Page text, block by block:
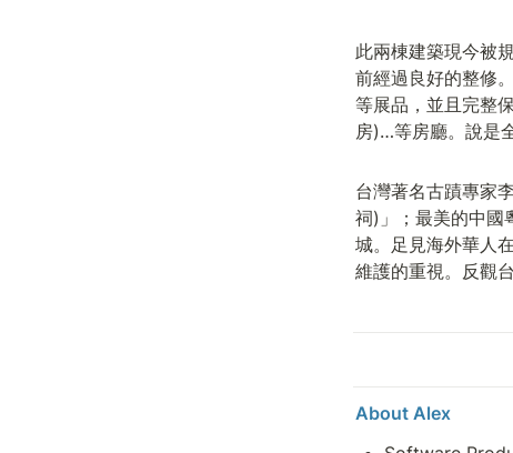
此兩棟建築現今被
前經過良好的整修
等展品，並且完整
房)…等房廳。說是
台灣著名古蹟專家
祠)」；最美的中國
城。足見海外華人
維護的重視。反觀
About Alex